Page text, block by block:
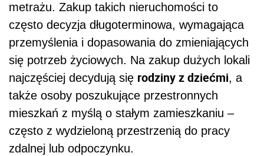
metrażu. Zakup takich nieruchomości to
często decyzja długoterminowa, wymagająca
przemyślenia i dopasowania do zmieniających
się potrzeb życiowych. Na zakup dużych lokali
najczęściej decydują się rodziny z dziećmi, a
także osoby poszukujące przestronnych
mieszkań z myślą o stałym zamieszkaniu –
często z wydzieloną przestrzenią do pracy
zdalnej lub odpoczynku.